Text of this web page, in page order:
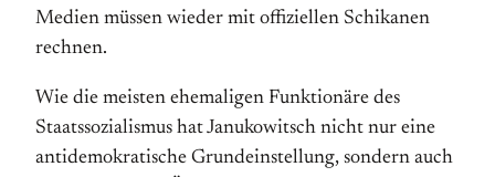
Medien müssen wieder mit offiziellen Schikanen
rechnen.
Wie die meisten ehemaligen Funktionäre des
Staatssozialismus hat Janukowitsch nicht nur eine
antidemokratische Grundeinstellung, sondern auch